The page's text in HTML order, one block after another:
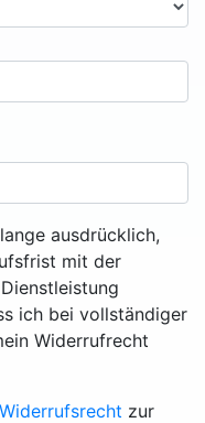
ausdrücklich,
mit der
ich bei vollständiger
Widerrufrecht
Widerrufsrecht zur